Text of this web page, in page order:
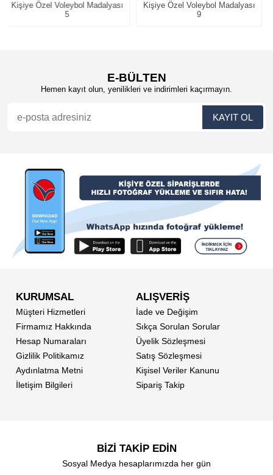
Kişiye Özel Voleybol Madalyası
9
Voleybol Madalyası 11
E-BÜLTEN
Hemen kayıt olun, yenilikleri ve indirimleri kaçırmayın.
KURUMSAL
Müşteri Hizmetleri
Firmamız Hakkında
Hesap Numaraları
Gizlilik Politikamız
Aydınlatma Metni
İletişim Bilgileri
ALIŞVERİŞ
İade ve Değişim
Sıkça Sorulan Sorular
Üyelik Sözleşmesi
Satış Sözleşmesi
Kişisel Veriler Kanunu
Sipariş Takip
BİZİ TAKİP EDİN
Sosyal Medya hesaplarımızda her gün